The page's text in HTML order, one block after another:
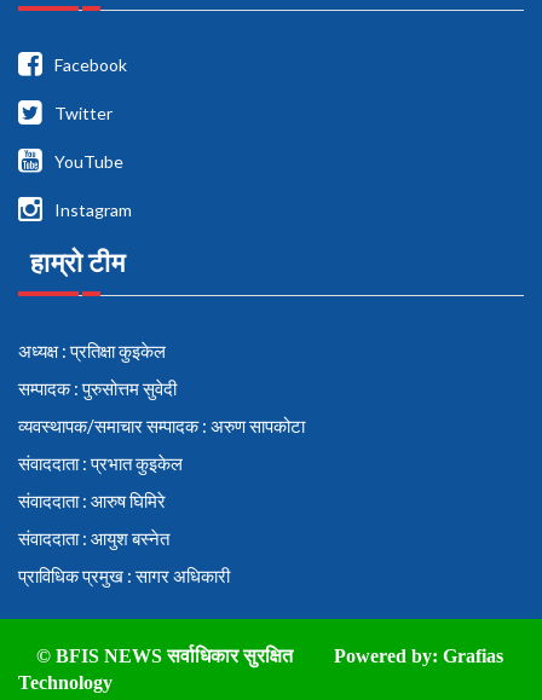
Facebook
Twitter
YouTube
Instagram
हाम्रो टीम
अध्यक्ष : प्रतिक्षा कुइकेल
सम्पादक : पुरुसोत्तम सुवेदी
व्यवस्थापक/समाचार सम्पादक : अरुण सापकोटा
संवाददाता : प्रभात कुइकेल
संवाददाता : आरुष घिमिरे
संवाददाता : आयुश बस्नेत
प्राविधिक प्रमुख : सागर अधिकारी
© BFIS NEWS सर्वाधिकार सुरक्षित Powered by: Grafias
Technology